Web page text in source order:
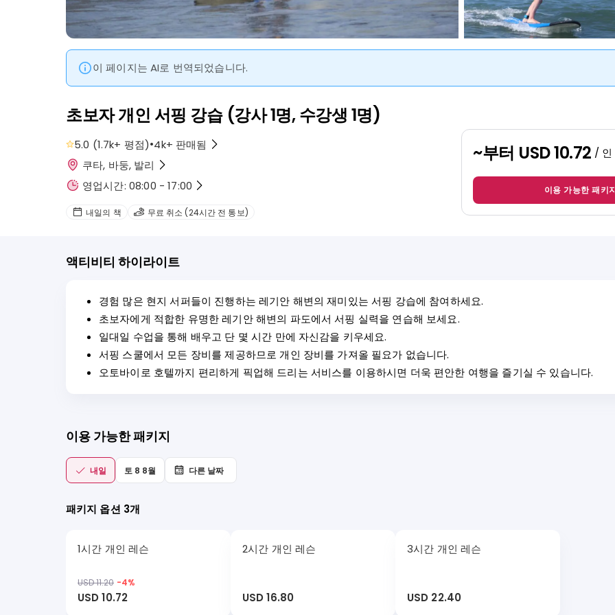
이 페이지는 AI로 번역되었습니다.
초보자 개인 서핑 강습 (강사 1명, 수강생 1명)
5.0 (1.7k+ 평점)•4k+ 판매됨
쿠타, 바둥, 발리
영업시간: 08:00 - 17:00
내일의 책 무료 취소 (24시간 전 통보)
~부터 USD 10.72 / 인
이용 가능한 패키
액티비티 하이라이트
경험 많은 현지 서퍼들이 진행하는 레기안 해변의 재미있는 서핑 강습에 참여하세요.
초보자에게 적합한 유명한 레기안 해변의 파도에서 서핑 실력을 연습해 보세요.
일대일 수업을 통해 배우고 단 몇 시간 만에 자신감을 키우세요.
서핑 스쿨에서 모든 장비를 제공하므로 개인 장비를 가져올 필요가 없습니다.
오토바이로 호텔까지 편리하게 픽업해 드리는 서비스를 이용하시면 더욱 편안한 여행을 즐기실 수 있습니다.
이용 가능한 패키지
내일 토 8 8월 다른 날짜
패키지 옵션 3개
1시간 개인 레슨
USD 11.20 -4%
USD 10.72
2시간 개인 레슨
USD 16.80
3시간 개인 레슨
USD 22.40